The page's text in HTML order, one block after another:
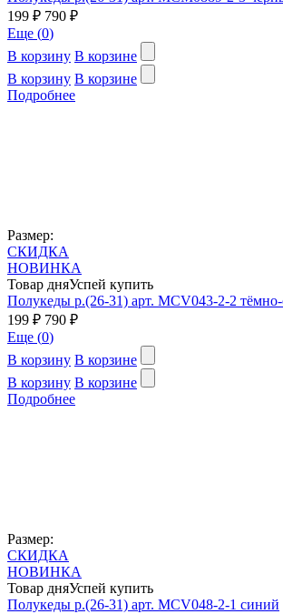
199 ₽ 790 ₽
Еще (0)
В корзину В корзине
В корзину В корзине
Подробнее
Размер:
СКИДКА
НОВИНКА
Товар дняУспей купить
Полукеды р.(26-31) арт. MCV043-2-2
199 ₽ 790 ₽
Еще (0)
В корзину В корзине
В корзину В корзине
Подробнее
Размер:
СКИДКА
НОВИНКА
Товар дняУспей купить
Полукеды р.(26-31) арт. MCV048-2-1 синий